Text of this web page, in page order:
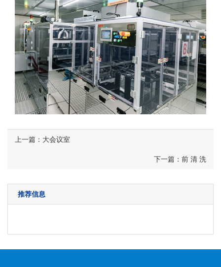
上一篇：大会议室
下一篇：前 清 洗
推荐信息